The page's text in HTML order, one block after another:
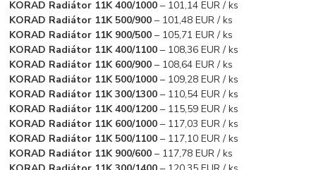
KORAD Radiátor 11K 400/1000 – 101,14 EUR / ks
KORAD Radiátor 11K 500/900 – 101,48 EUR / ks
KORAD Radiátor 11K 900/500 – 105,71 EUR / ks
KORAD Radiátor 11K 400/1100 – 108,36 EUR / ks
KORAD Radiátor 11K 600/900 – 108,64 EUR / ks
KORAD Radiátor 11K 500/1000 – 109,28 EUR / ks
KORAD Radiátor 11K 300/1300 – 110,54 EUR / ks
KORAD Radiátor 11K 400/1200 – 115,59 EUR / ks
KORAD Radiátor 11K 600/1000 – 117,03 EUR / ks
KORAD Radiátor 11K 500/1100 – 117,10 EUR / ks
KORAD Radiátor 11K 900/600 – 117,78 EUR / ks